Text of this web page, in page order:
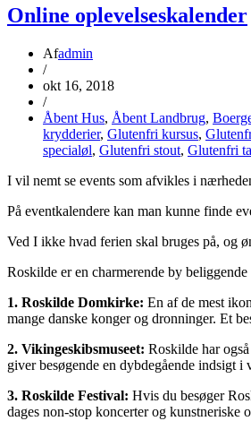
Online oplevelseskalender
Afadmin
/
okt 16, 2018
/
Åbent Hus, Åbent Landbrug,
krydderier, Glutenfri kursus,
specialøl, Glutenfri stout, Glutenfri
I vil nemt se events som afvikles i
På eventkalendere kan man kunne finde
Ved I ikke hvad ferien skal bruges på, og
Roskilde er en charmerende by
1. Roskilde Domkirke: En af de mest
mange danske konger og dronninger. Et
2. Vikingeskibsmuseet: Roskilde har
giver besøgende en dybdegående indsigt
3. Roskilde Festival: Hvis du besøger
dages non-stop koncerter og